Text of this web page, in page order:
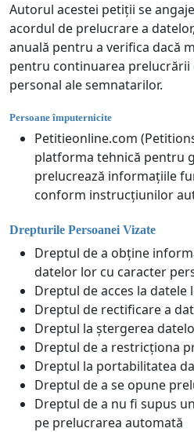
Autorul acestei petiții se
acordul de prelucrare a
anuală pentru a verifica dacă
pentru continuarea
personal ale semnatarilor.
Persoane împuternicite
Petitieonline.com
platforma tehnică pentru
prelucrează informațiile
conform instrucțiunilor
Drepturile Persoanei Vizate
Dreptul de a obține
datelor lor cu caracter
Dreptul de acces la datele
Dreptul de rectificare a
Dreptul la ștergerea
Dreptul de a restricționa
Dreptul la portabilitatea
Dreptul de a se opune
Dreptul de a nu fi supus
pe prelucrarea automată